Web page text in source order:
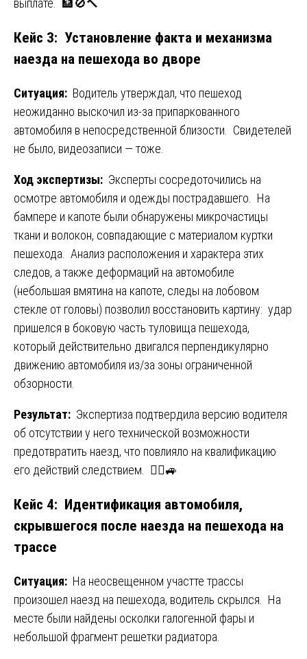
Кейс 3: Установление факта и механизма
наезда на пешехода во дворе
Ситуация: Водитель утверждал, что пешеход
неожиданно выскочил из-за припаркованного
автомобиля в непосредственной близости. Свидетелей
не было, видеозаписи — тоже.
Ход экспертизы: Эксперты сосредоточились на
осмотре автомобиля и одежды пострадавшего. На
бампере и капоте были обнаружены микрочастицы
ткани и волокон, совпадающие с материалом куртки
пешехода. Анализ расположения и характера этих
следов, а также деформаций на автомобиле
(небольшая вмятина на капоте, следы на лобовом
стекле от головы) позволил восстановить картину: удар
пришелся в боковую часть туловища пешехода,
который действительно двигался перпендикулярно
движению автомобиля из/за зоны ограниченной
обзорности.
Результат: Экспертиза подтвердила версию водителя
об отсутствии у него технической возможности
предотвратить наезд, что повлияло на квалификацию
его действий следствием. 🚶‍♂️🚙
Кейс 4: Идентификация автомобиля,
скрывшегося после наезда на пешехода на
трассе
Ситуация: На неосвещенном участте трассы
произошел наезд на пешехода, водитель скрылся. На
месте были найдены осколки галогенной фары и
небольшой фрагмент решетки радиатора.